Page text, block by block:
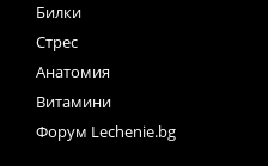
Билки
Стрес
Анатомия
Витамини
Форум Lechenie.bg